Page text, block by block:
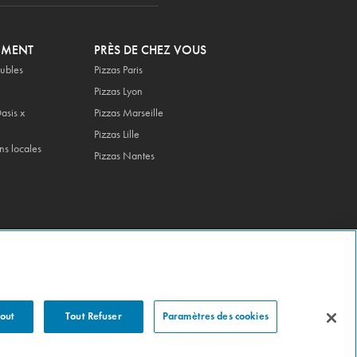
x
locales
PRÈS DE CHEZ VOUS
Pizzas Paris
Pizzas Lyon
Pizzas Marseille
Pizzas Lille
Pizzas Nantes
Tout Refuser Paramètres des cookies